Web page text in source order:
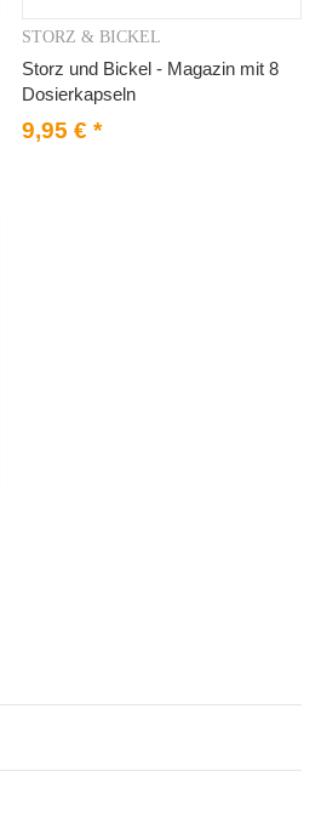
Vorschau
STORZ & BICKEL
Storz und Bickel - Magazin mit 8
Dosierkapseln
9,95 € *